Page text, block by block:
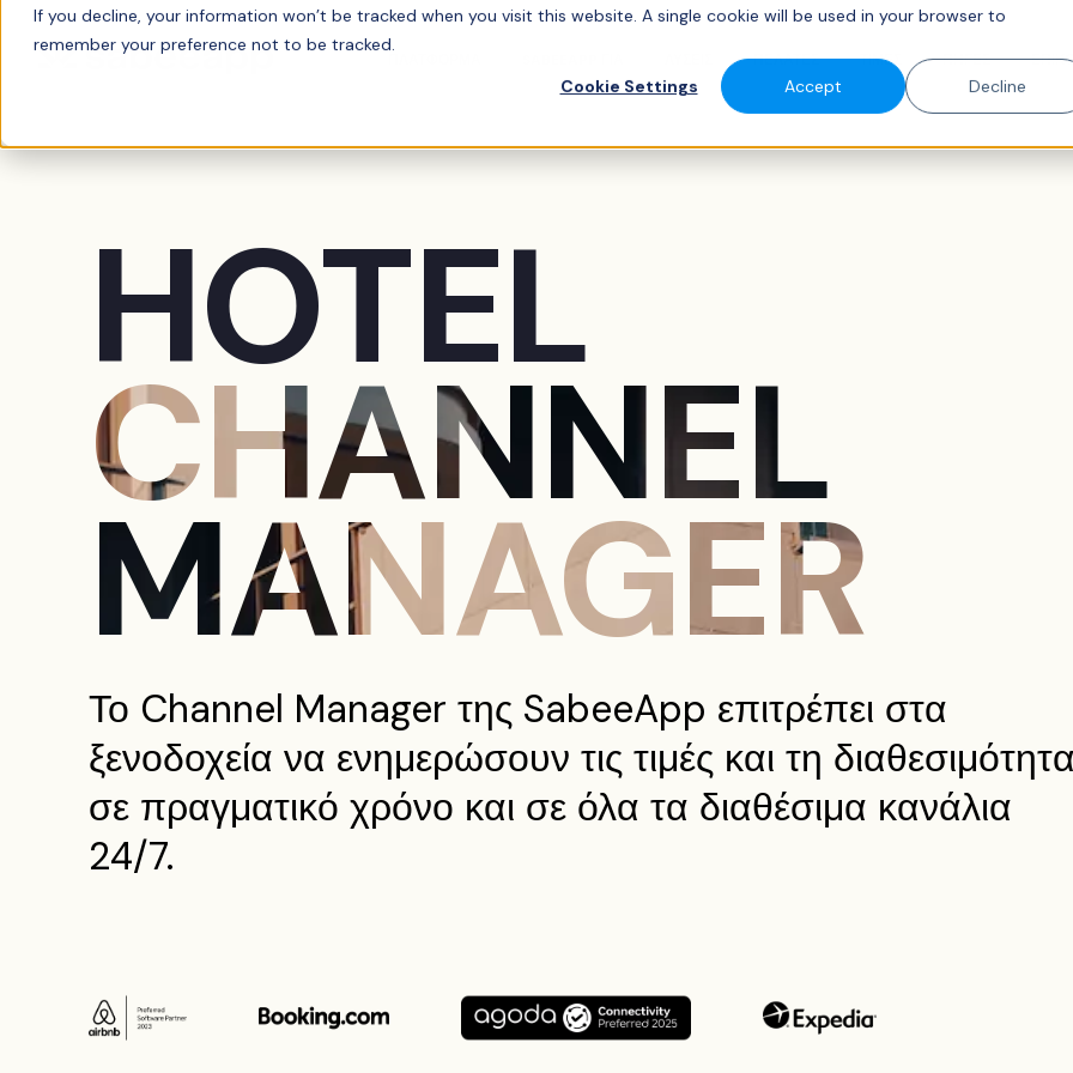
If you decline, your information won’t be tracked when you visit this website. A single cookie will be used in your browser to
remember your preference not to be tracked.
Cookie Settings
Accept Decline
ΠΕΛΆΤΕΣ ΤΙΜΕΣ ΠΗΓΕΣ
HOTEL
CHANNEL
MANAGER
Το Channel Manager της SabeeApp επιτρέπει στα
ξενοδοχεία να ενημερώσουν τις τιμές και τη
σε πραγματικό χρόνο και σε όλα τα διαθέσιμα κανάλια
24/7.